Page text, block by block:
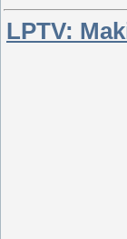
LPTV: